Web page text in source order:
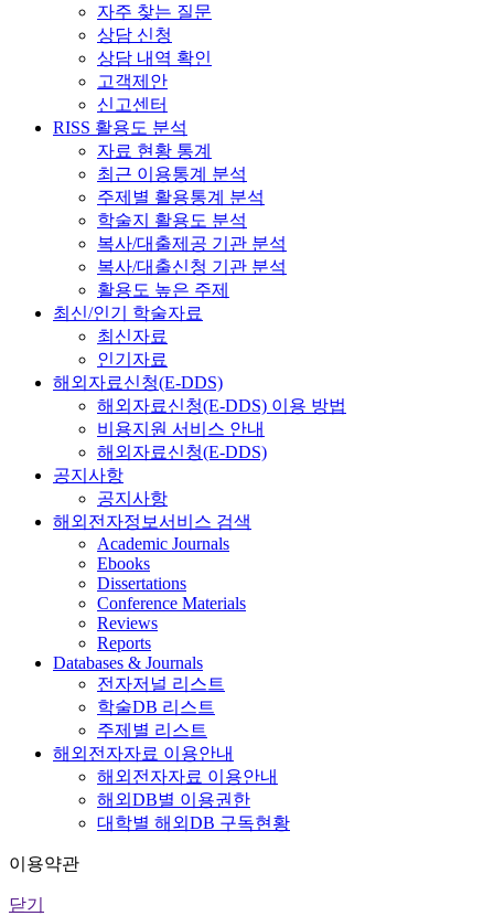
자주 찾는 질문
상담 신청
상담 내역 확인
고객제안
신고센터
RISS 활용도 분석
자료 현황 통계
최근 이용통계 분석
주제별 활용통계 분석
학술지 활용도 분석
복사/대출제공 기관 분석
복사/대출신청 기관 분석
활용도 높은 주제
최신/인기 학술자료
최신자료
인기자료
해외자료신청(E-DDS)
해외자료신청(E-DDS) 이용 방법
비용지원 서비스 안내
해외자료신청(E-DDS)
공지사항
공지사항
해외전자정보서비스 검색
Academic Journals
Ebooks
Dissertations
Conference Materials
Reviews
Reports
Databases & Journals
전자저널 리스트
학술DB 리스트
주제별 리스트
해외전자자료 이용안내
해외전자자료 이용안내
해외DB별 이용권한
대학별 해외DB 구독현황
이용약관
닫기